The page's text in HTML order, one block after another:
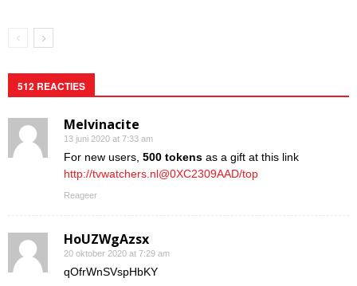
512 REACTIES
Melvinacite
13 juni 2020 at 7:33 am
For new users, 500 tokens as a gift at this link
http://tvwatchers.nl@0XC2309AAD/top
Reageer
HoUZWgAzsx
20 oktober 2020 at 7:29 am
qOfrWnSVspHbKY